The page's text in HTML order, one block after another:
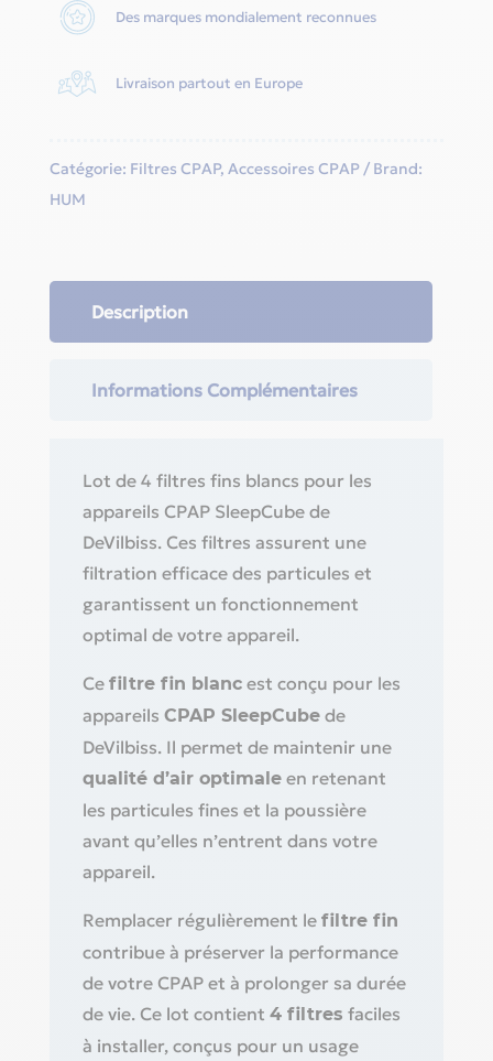
Des marques mondialement reconnues
Livraison partout en Europe
Catégorie: Filtres CPAP, Accessoires CPAP
Brand:
HUM
Description
Informations Complémentaires
Lot de 4 filtres fins blancs pour les
appareils CPAP SleepCube de
DeVilbiss. Ces filtres assurent une
filtration efficace des particules et
garantissent un fonctionnement
optimal de votre appareil.
Ce filtre fin blancest conçu pour les
appareils CPAP SleepCubede
DeVilbiss. Il permet de maintenir une
qualité d’air optimaleen retenant
les particules fines et la poussière
avant qu’elles n’entrent dans votre
appareil.
Remplacer régulièrement le filtre fin
contribue à préserver la performance
de votre CPAP et à prolonger sa durée
de vie. Ce lot contient 4 filtres faciles
à installer, conçus pour un usage